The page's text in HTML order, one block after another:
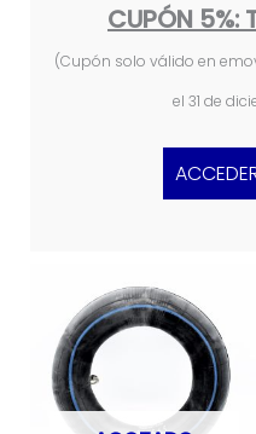
CUPÓN 5%:
(Cupón solo válido en
el 31 de